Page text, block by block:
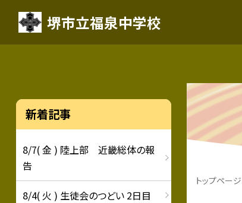
堺市立福泉中学校
トップページ
新着記事
8/7( 金 ) 陸上部 近畿総体の報
告
8/4( 火 ) 生徒会のつどい 2日目